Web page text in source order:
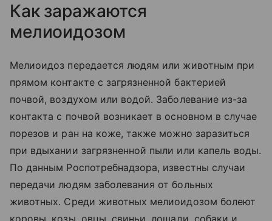
Как заражаются
мелиоидозом
Мелиоидоз передается людям или животным при
прямом контакте с загрязненной бактерией
почвой, воздухом или водой. Заболевание из-за
контакта с почвой возникает в основном в случае
порезов и ран на коже, также можно заразиться
при вдыхании загрязненной пыли или капель воды.
По данным Роспотребнадзора, известны случаи
передачи людям заболевания от больных
животных. Среди животных мелиоидозом болеют
коровы, козы, овцы, свиньи, лошади, собаки и